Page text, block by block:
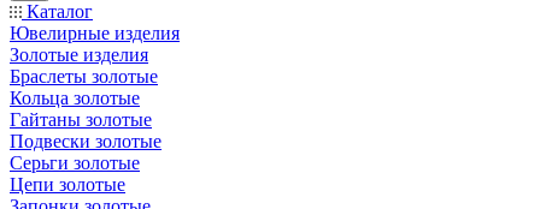
Каталог
Ювелирные изделия
Золотые изделия
Браслеты золотые
Кольца золотые
Гайтаны золотые
Подвески золотые
Серьги золотые
Цепи золотые